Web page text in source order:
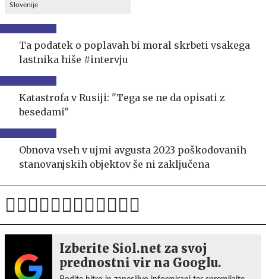
Slovenije
Ta podatek o poplavah bi moral skrbeti vsakega
lastnika hiše #intervju
Katastrofa v Rusiji: "Tega se ne da opisati z
besedami"
Obnova vseh v ujmi avgusta 2023 poškodovanih
stanovanjskih objektov še ni zaključena
Izberite Siol.net za svoj
prednostni vir na Googlu.